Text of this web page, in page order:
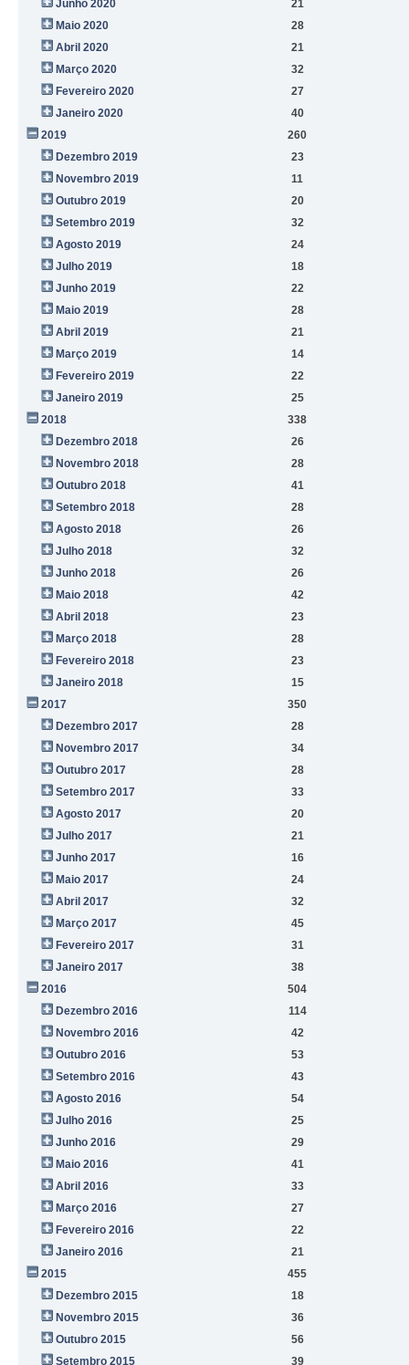
Junho 2020
21
Maio 2020
28
Abril 2020
21
Março 2020
32
Fevereiro 2020
27
Janeiro 2020
40
2019
260
Dezembro 2019
23
Novembro 2019
11
Outubro 2019
20
Setembro 2019
32
Agosto 2019
24
Julho 2019
18
Junho 2019
22
Maio 2019
28
Abril 2019
21
Março 2019
14
Fevereiro 2019
22
Janeiro 2019
25
2018
338
Dezembro 2018
26
Novembro 2018
28
Outubro 2018
41
Setembro 2018
28
Agosto 2018
26
Julho 2018
32
Junho 2018
26
Maio 2018
42
Abril 2018
23
Março 2018
28
Fevereiro 2018
23
Janeiro 2018
15
2017
350
Dezembro 2017
28
Novembro 2017
34
Outubro 2017
28
Setembro 2017
33
Agosto 2017
20
Julho 2017
21
Junho 2017
16
Maio 2017
24
Abril 2017
32
Março 2017
45
Fevereiro 2017
31
Janeiro 2017
38
2016
504
Dezembro 2016
114
Novembro 2016
42
Outubro 2016
53
Setembro 2016
43
Agosto 2016
54
Julho 2016
25
Junho 2016
29
Maio 2016
41
Abril 2016
33
Março 2016
27
Fevereiro 2016
22
Janeiro 2016
21
2015
455
Dezembro 2015
18
Novembro 2015
36
Outubro 2015
56
Setembro 2015
39